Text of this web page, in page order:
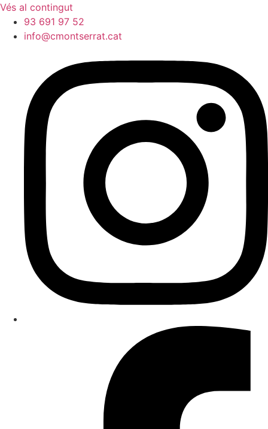
Vés al contingut
93 691 97 52
info@cmontserrat.cat